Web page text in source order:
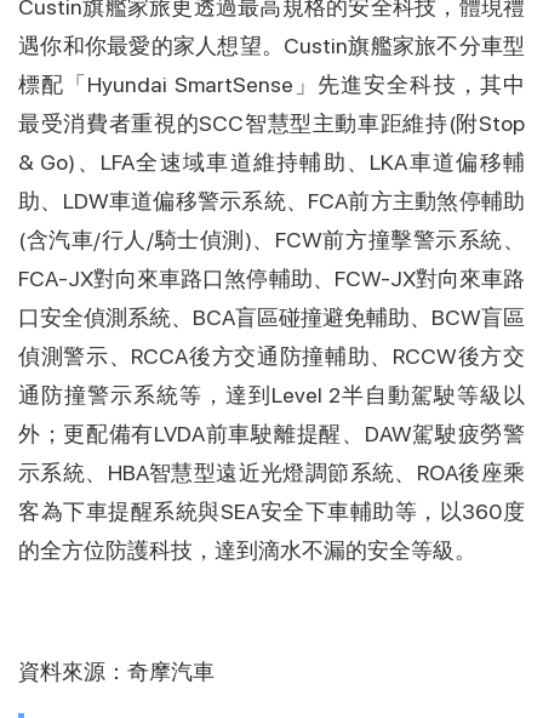
Custin旗艦家旅更透過最高規格的安全科技，體現禮
遇你和你最愛的家人想望。Custin旗艦家旅不分車型
標配「Hyundai SmartSense」先進安全科技，其中
最受消費者重視的SCC智慧型主動車距維持(附Stop
& Go)、LFA全速域車道維持輔助、LKA車道偏移輔
助、LDW車道偏移警示系統、FCA前方主動煞停輔助
(含汽車/行人/騎士偵測)、FCW前方撞擊警示系統、
FCA-JX對向來車路口煞停輔助、FCW-JX對向來車路
口安全偵測系統、BCA盲區碰撞避免輔助、BCW盲區
偵測警示、RCCA後方交通防撞輔助、RCCW後方交
通防撞警示系統等，達到Level 2半自動駕駛等級以
外；更配備有LVDA前車駛離提醒、DAW駕駛疲勞警
示系統、HBA智慧型遠近光燈調節系統、ROA後座乘
客為下車提醒系統與SEA安全下車輔助等，以360度
的全方位防護科技，達到滴水不漏的安全等級。
資料來源： 奇摩汽車